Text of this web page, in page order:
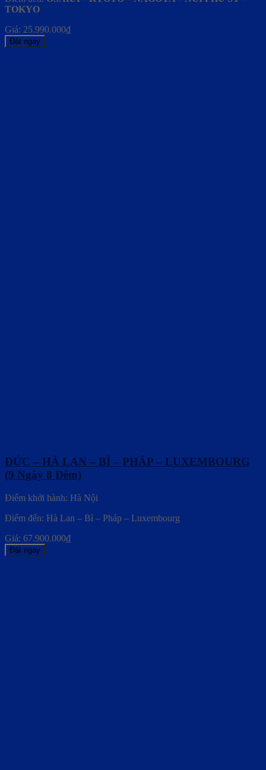
TOKYO
Giá: 25.990.000₫
Đặt ngay
ĐỨC – HÀ LAN – BỈ – PHÁP – LUXEMBOURG
(9 Ngày 8 Đêm)
Điểm khởi hành: Hà Nội
Điểm đến: Hà Lan – Bỉ – Pháp – Luxembourg
Giá: 67.900.000₫
Đặt ngay